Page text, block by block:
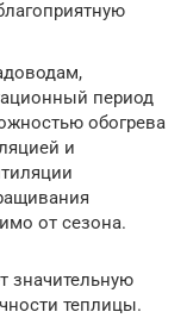
период
обогрева
и
от сезона.
значительную
теплицы.